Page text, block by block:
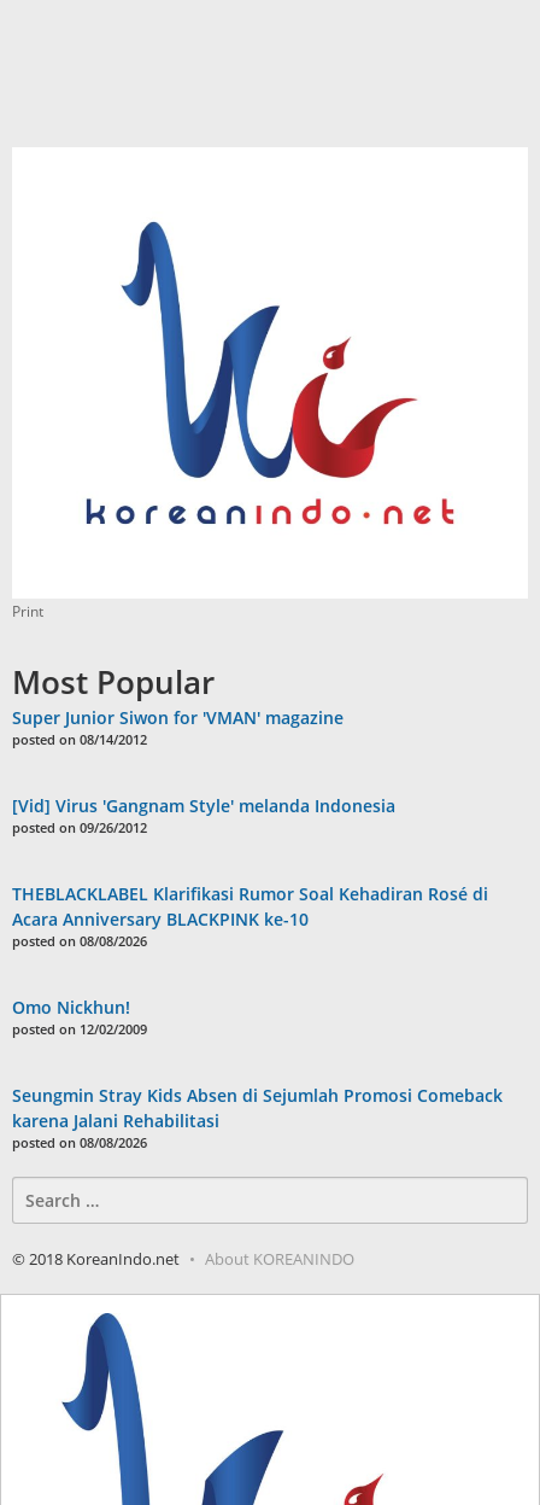
Print
Most Popular
Super Junior Siwon for 'VMAN' magazine
posted on 08/14/2012
[Vid] Virus 'Gangnam Style' melanda Indonesia
posted on 09/26/2012
THEBLACKLABEL Klarifikasi Rumor Soal Kehadiran Rosé di
Acara Anniversary BLACKPINK ke-10
posted on 08/08/2026
Omo Nickhun!
posted on 12/02/2009
Seungmin Stray Kids Absen di Sejumlah Promosi Comeback
karena Jalani Rehabilitasi
posted on 08/08/2026
for:
© 2018 KoreanIndo.net About KOREANINDO